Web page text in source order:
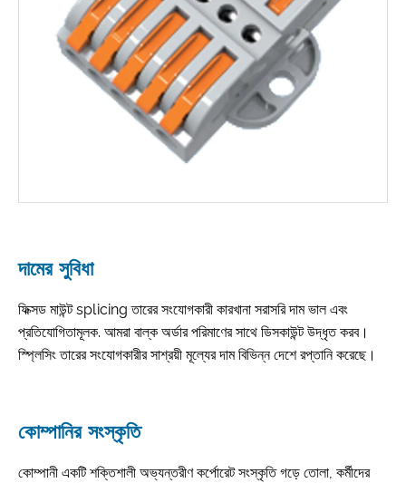
দামের সুবিধা
ফিক্সড মাউন্ট splicing তারের সংযোগকারী কারখানা সরাসরি দাম ভাল এবং
প্রতিযোগিতামূলক. আমরা বাল্ক অর্ডার পরিমাণের সাথে ডিসকাউন্ট উদ্ধৃত করব।
স্প্লিসিং তারের সংযোগকারীর সাশ্রয়ী মূল্যের দাম বিভিন্ন দেশে রপ্তানি করেছে।
কোম্পানির সংস্কৃতি
কোম্পানী একটি শক্তিশালী অভ্যন্তরীণ কর্পোরেট সংস্কৃতি গড়ে তোলা, কর্মীদের